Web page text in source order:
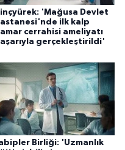
'Mağusa Devlet
ilk kalp
cerrahisi ameliyatı
gerçekleştirildi'
Birliği: 'Uzmanlık